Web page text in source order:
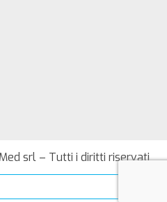
srl – Tutti i diritti riservati